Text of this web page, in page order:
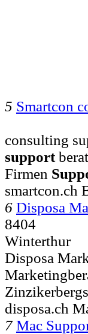
5 Smartcon
consulting
support
Firmen
smartcon.ch
6 Disposa
8404
Winterthur
Disposa
disposa.ch
7 Mac